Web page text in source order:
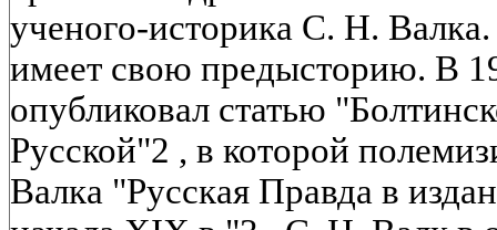
ученого-историка С. Н.
имеет свою предысторию. В
опубликовал статью
Русской"2 , в которой
Валка "Русская Правда в